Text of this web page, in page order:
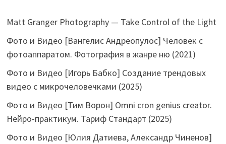
Matt Granger Photography — Take Control of the Light
Фото и Видео [Вангелис Андреопулос] Человек с
фотоаппаратом. Фотография в жанре ню (2021)
Фото и Видео [Игорь Бабко] Создание трендовых
видео с микрочеловечками (2025)
Фото и Видео [Тим Ворон] Omni cron genius creator.
Нейро-практикум. Тариф Стандарт (2025)
Фото и Видео [Юлия Датиева, Александр Чиненов]